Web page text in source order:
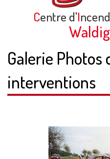
Centre d'I
Galerie Photos
interventions